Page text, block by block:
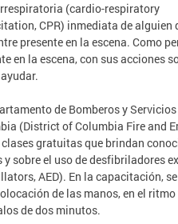
(cardio-respiratory
CPR) inmediata de alguien
presente en la escena. Como
en la escena, con sus acciones
de Bomberos y
(District of Columbia Fire and
gratuitas que brindan
y sobre el uso de desfibriladores
AED). En la capacitación,
de las manos, en el
de dos minutos.